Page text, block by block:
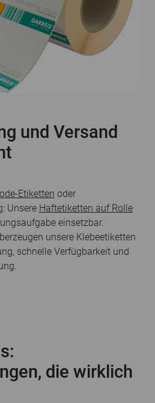
und Versand
Etiketten oder
Unsere Haftetiketten auf Rolle
einsetzbar.
unsere Klebeetiketten
schnelle Verfügbarkeit und
die wirklich